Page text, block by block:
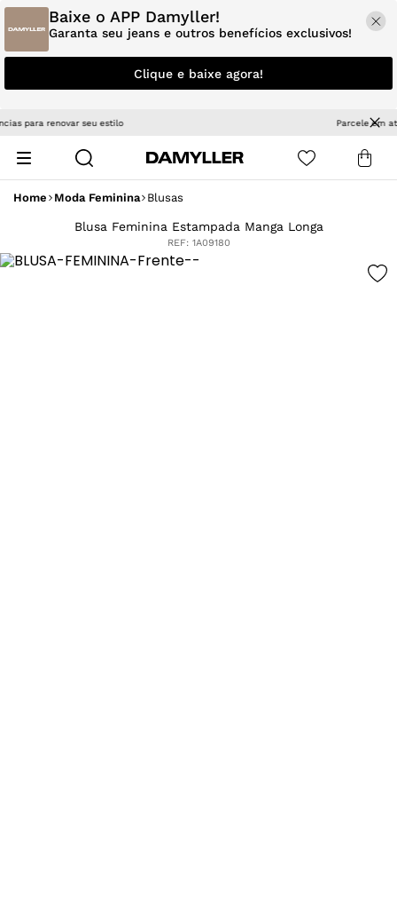
Baixe o APP Damyller!
Garanta seu jeans e outros benefícios exclusivos!
Clique e baixe agora!
Home Moda Feminina Blusas
Blusa Feminina Estampada Manga Longa
REF: 1A09180